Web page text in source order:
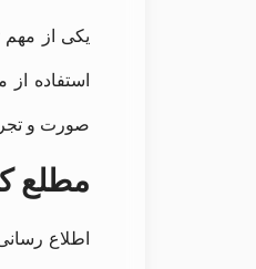
یکی از مهم
استفاده
صورت و
مطلع
اطلاع